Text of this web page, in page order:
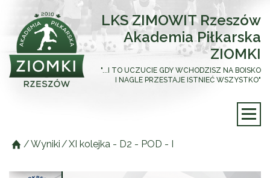
LKS ZIMOWIT Rzeszów
Akademia Piłkarska
ZIOMKI
"...I TO UCZUCIE GDY WCHODZISZ NA BOISKO
I NAGLE PRZESTAJE ISTNIEĆ WSZYSTKO"
/Wyniki /XI kolejka - D2 - POD - I